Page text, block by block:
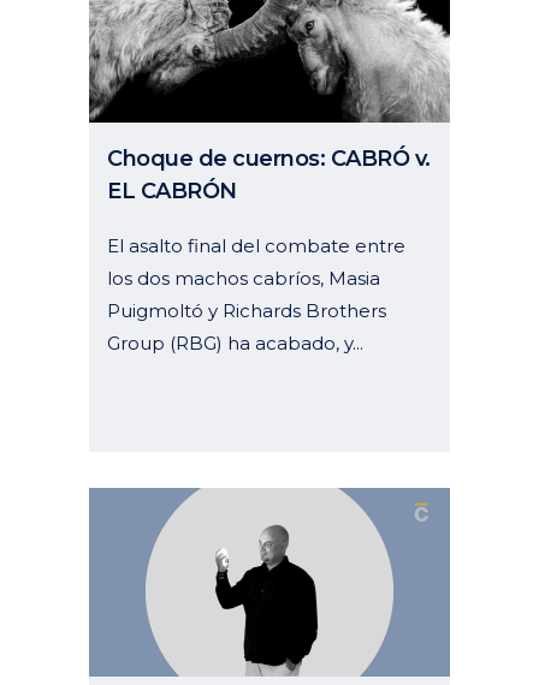
Choque de cuernos: CABRÓ v.
EL CABRÓN
El asalto final del combate entre
los dos machos cabríos, Masia
Puigmoltó y Richards Brothers
Group (RBG) ha acabado, y...